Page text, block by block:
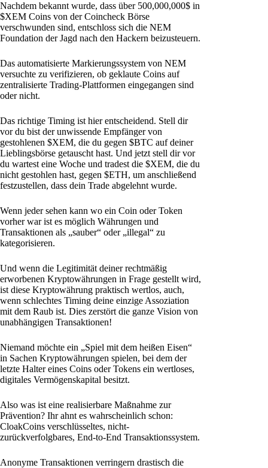
Nachdem bekannt wurde, dass über 500,000,000$ in
$XEM Coins von der Coincheck Börse
verschwunden sind, entschloss sich die NEM
Foundation der Jagd nach den Hackern beizusteuern.
Das automatisierte Markierungssystem von NEM
versuchte zu verifizieren, ob geklaute Coins auf
zentralisierte Trading-Plattformen eingegangen sind
oder nicht.
Das richtige Timing ist hier entscheidend. Stell dir
vor du bist der unwissende Empfänger von
gestohlenen $XEM, die du gegen $BTC auf deiner
Lieblingsbörse getauscht hast. Und jetzt stell dir vor
du wartest eine Woche und tradest die $XEM, die du
nicht gestohlen hast, gegen $ETH, um anschließend
festzustellen, dass dein Trade abgelehnt wurde.
Wenn jeder sehen kann wo ein Coin oder Token
vorher war ist es möglich Währungen und
Transaktionen als „sauber“ oder „illegal“ zu
kategorisieren.
Und wenn die Legitimität deiner rechtmäßig
erworbenen Kryptowährungen in Frage gestellt wird,
ist diese Kryptowährung praktisch wertlos, auch,
wenn schlechtes Timing deine einzige Assoziation
mit dem Raub ist. Dies zerstört die ganze Vision von
unabhängigen Transaktionen!
Niemand möchte ein „Spiel mit dem heißen Eisen“
in Sachen Kryptowährungen spielen, bei dem der
letzte Halter eines Coins oder Tokens ein wertloses,
digitales Vermögenskapital besitzt.
Also was ist eine realisierbare Maßnahme zur
Prävention? Ihr ahnt es wahrscheinlich schon:
CloakCoins verschlüsseltes, nicht-
zurückverfolgbares, End-to-End Transaktionssystem.
Anonyme Transaktionen verringern drastisch die